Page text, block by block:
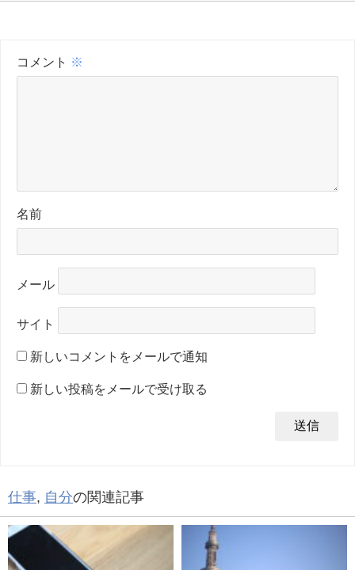
コメント ※
名前
メール
サイト
新しいコメントをメールで通知
新しい投稿をメールで受け取る
仕事, 自分の関連記事